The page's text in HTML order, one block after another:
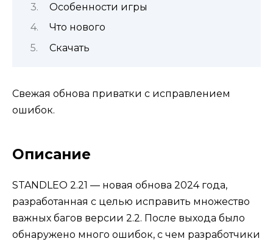
Особенности игры
Что нового
Скачать
Свежая обнова приватки с исправлением
ошибок.
Описание
STANDLEO 2.21 — новая обнова 2024 года,
разработанная с целью исправить множество
важных багов версии 2.2. После выхода было
обнаружено много ошибок, с чем разработчики